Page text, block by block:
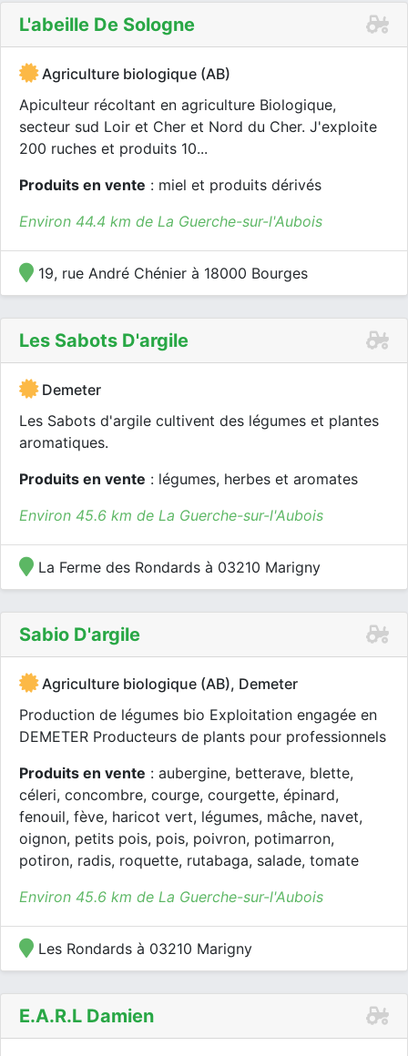
L'abeille De Sologne
Agriculture biologique (AB)
Apiculteur récoltant en agriculture Biologique,
secteur sud Loir et Cher et Nord du Cher. J'exploite
200 ruches et produits 10...
Produits en vente : miel et produits dérivés
Environ 44.4 km de La Guerche-sur-l'Aubois
19, rue André Chénier à 18000 Bourges
Les Sabots D'argile
Demeter
Les Sabots d'argile cultivent des légumes et plantes
aromatiques.
Produits en vente : légumes, herbes et aromates
Environ 45.6 km de La Guerche-sur-l'Aubois
La Ferme des Rondards à 03210 Marigny
Sabio D'argile
Agriculture biologique (AB), Demeter
Production de légumes bio Exploitation engagée en
DEMETER Producteurs de plants pour professionnels
Produits en vente : aubergine, betterave, blette,
céleri, concombre, courge, courgette, épinard,
fenouil, fève, haricot vert, légumes, mâche, navet,
oignon, petits pois, pois, poivron, potimarron,
potiron, radis, roquette, rutabaga, salade, tomate
Environ 45.6 km de La Guerche-sur-l'Aubois
Les Rondards à 03210 Marigny
E.a.r.l Damien